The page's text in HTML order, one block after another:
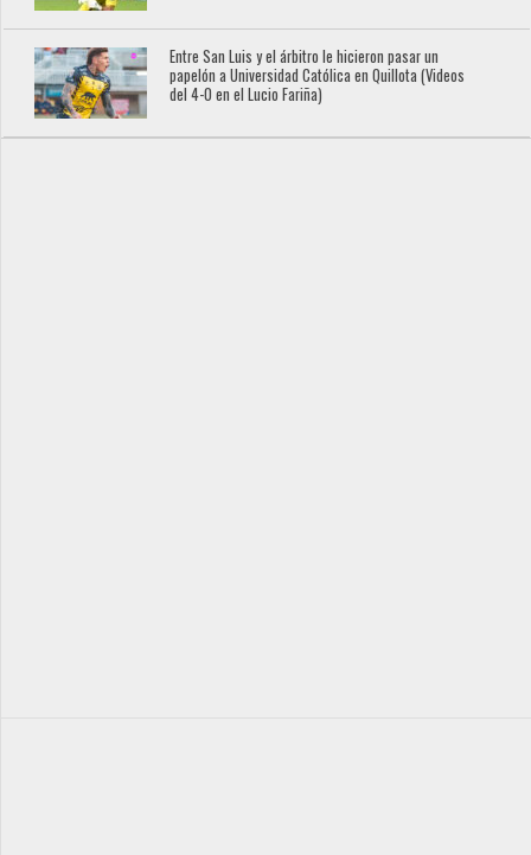
Entre San Luis y el árbitro le hicieron pasar un
papelón a Universidad Católica en Quillota (Videos
del 4-0 en el Lucio Fariña)